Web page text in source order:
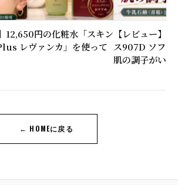
12,650円の化粧水「スキン
レヴァンカ」を使って
【レビュー】
ス907D ソファ
肌の調子がいい
← HOMEに戻る